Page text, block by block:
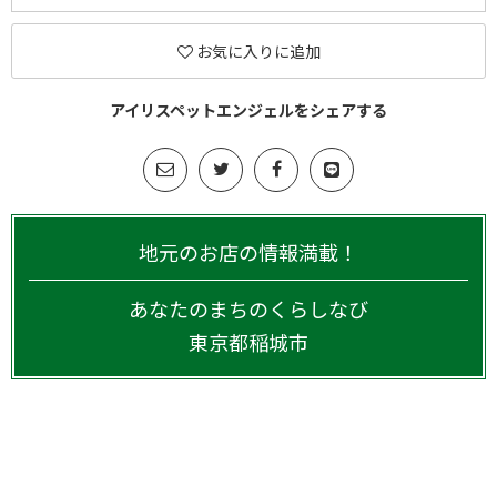
お気に入りに追加
アイリスペットエンジェルをシェアする
地元のお店の情報満載！
あなたのまちのくらしなび
東京都稲城市